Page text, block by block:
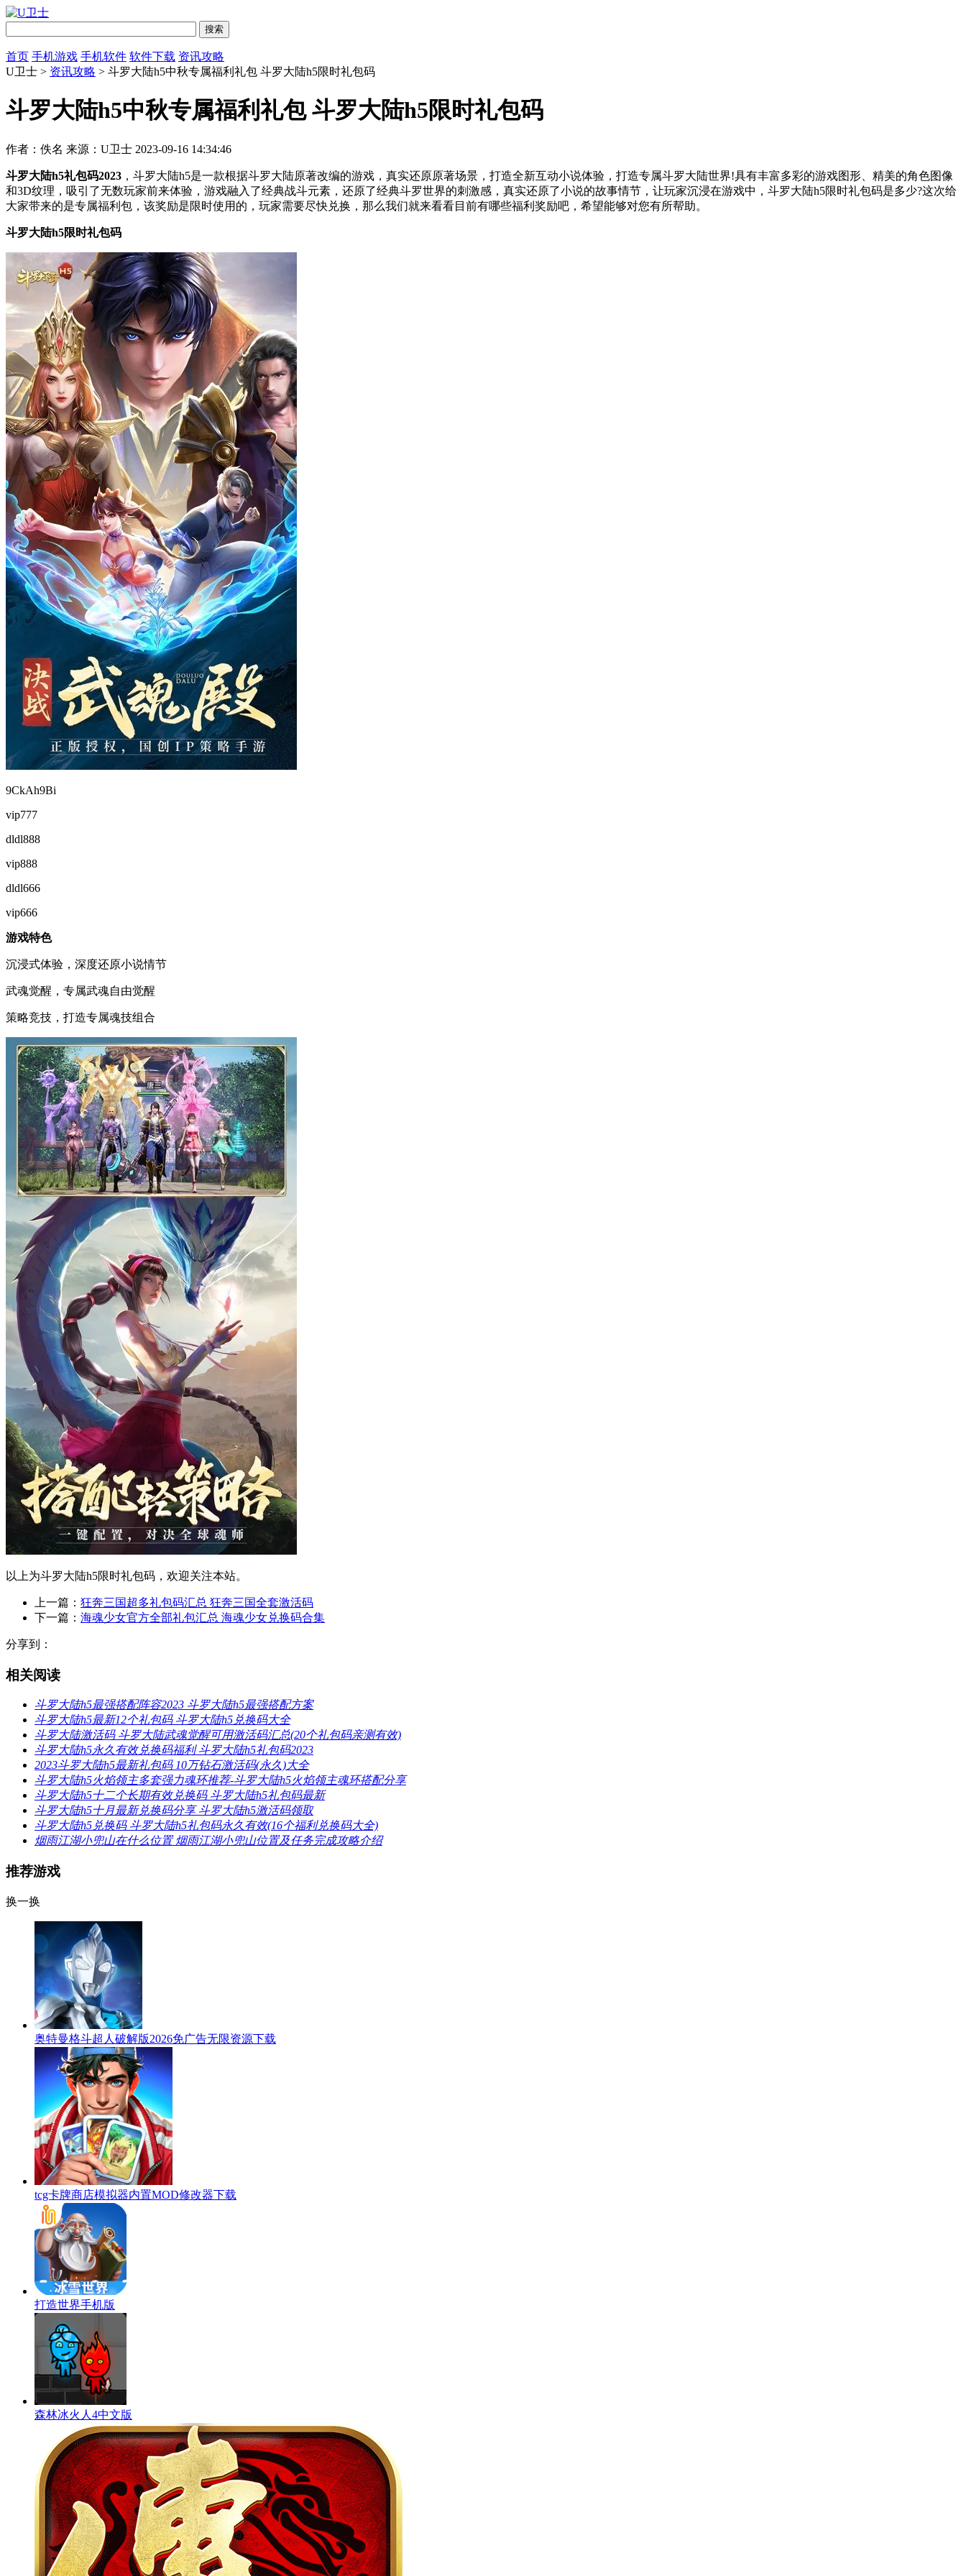
首页 手机游戏 手机软件 软件下载 资讯攻略
U卫士 > 资讯攻略 > 斗罗大陆h5中秋专属福利礼包 斗罗大陆h5限时礼包码
斗罗大陆h5中秋专属福利礼包 斗罗大陆h5限时礼包码
作者：佚名 来源：U卫士 2023-09-16 14:34:46
斗罗大陆h5礼包码2023 ，斗罗大陆h5是一款根据斗罗大陆原著改编的游戏，真实还原原著场景，打造全新互动小说体验，打造专属斗罗大陆世界!具有丰富多彩的游戏图形、精美的角色图像
和3D纹理，吸引了无数玩家前来体验，游戏融入了经典战斗元素，还原了经典斗罗世界的刺激感，真实还原了小说的故事情节，让玩家沉浸在游戏中，斗罗大陆h5限时礼包码是多少?这次给
大家带来的是专属福利包，该奖励是限时使用的，玩家需要尽快兑换，那么我们就来看看目前有哪些福利奖励吧，希望能够对您有所帮助。
斗罗大陆h5限时礼包码
9CkAh9Bi
vip777
dldl888
vip888
dldl666
vip666
游戏特色
沉浸式体验，深度还原小说情节
武魂觉醒，专属武魂自由觉醒
策略竞技，打造专属魂技组合
以上为斗罗大陆h5限时礼包码，欢迎关注本站。
上一篇： 狂奔三国超多礼包码汇总 狂奔三国全套激活码
下一篇： 海魂少女官方全部礼包汇总 海魂少女兑换码合集
分享到：
相关阅读
斗罗大陆h5最强搭配阵容2023 斗罗大陆h5最强搭配方案
斗罗大陆h5最新12个礼包码 斗罗大陆h5兑换码大全
斗罗大陆激活码 斗罗大陆武魂觉醒可用激活码汇总(20个礼包码亲测有效)
斗罗大陆h5永久有效兑换码福利 斗罗大陆h5礼包码2023
2023斗罗大陆h5最新礼包码 10万钻石激活码(永久)大全
斗罗大陆h5火焰领主多套强力魂环推荐-斗罗大陆h5火焰领主魂环搭配分享
斗罗大陆h5十二个长期有效兑换码 斗罗大陆h5礼包码最新
斗罗大陆h5十月最新兑换码分享 斗罗大陆h5激活码领取
斗罗大陆h5兑换码 斗罗大陆h5礼包码永久有效(16个福利兑换码大全)
烟雨江湖小兜山在什么位置 烟雨江湖小兜山位置及任务完成攻略介绍
推荐游戏
换一换
奥特曼格斗超人破解版2026免广告无限资源下载
tcg卡牌商店模拟器内置MOD修改器下载
打造世界手机版
森林冰火人4中文版